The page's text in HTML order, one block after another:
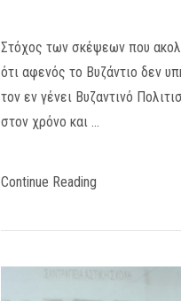
Στόχος των σκέψεων που
ότι αφενός το Βυζάντιο δεν
τον εν γένει Βυζαντινό
στον χρόνο και …
Continue Reading